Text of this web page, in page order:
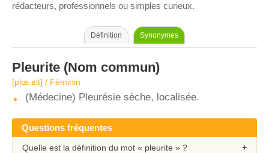
rédacteurs, professionnels ou simples curieux.
Définition Synonymes
Pleurite (Nom commun)
[plœ.ʁit] / Féminin
(Médecine) Pleurésie sèche, localisée.
Questions fréquentes
Quelle est la définition du mot « pleurite » ?